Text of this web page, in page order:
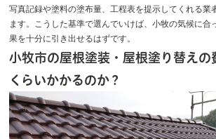
写真記録や塗料の塗布量、工程表を提示してくれる業
ます。こうした基準で選んでいけば、小牧の気候に合
果を十分に引き出せるはずです。
小牧市の屋根塗装・屋根塗り替えの
くらいかかるのか？